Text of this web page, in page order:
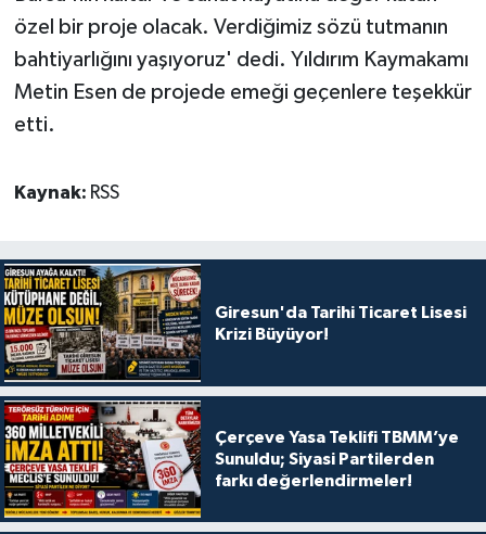
özel bir proje olacak. Verdiğimiz sözü tutmanın
bahtiyarlığını yaşıyoruz' dedi. Yıldırım Kaymakamı
Metin Esen de projede emeği geçenlere teşekkür
etti.
Kaynak: RSS
Giresun'da Tarihi Ticaret Lisesi
Krizi Büyüyor!
Çerçeve Yasa Teklifi TBMM’ye
Sunuldu; Siyasi Partilerden
farkı değerlendirmeler!